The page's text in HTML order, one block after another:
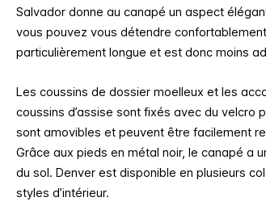
Salvador donne au canapé un aspect
vous pouvez vous détendre
particulièrement longue et est donc moins
Les coussins de dossier moelleux et les
coussins d’assise sont fixés avec du velcro
sont amovibles et peuvent être facilement
Grâce aux pieds en métal noir, le canapé a
du sol. Denver est disponible en plusieurs
styles d’intérieur.